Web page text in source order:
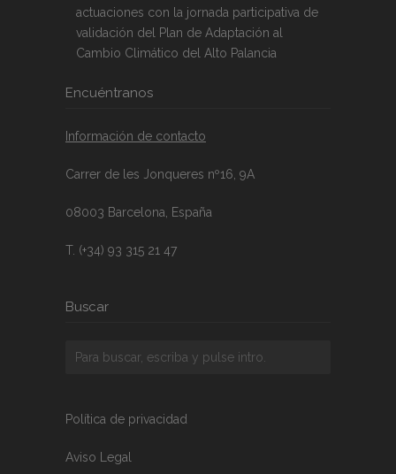
actuaciones con la jornada participativa de
validación del Plan de Adaptación al
Cambio Climático del Alto Palancia
Encuéntranos
Información de contacto
Carrer de les Jonqueres nº16, 9A
08003 Barcelona, España
T. (+34) 93 315 21 47
Buscar
Política de privacidad
Aviso Legal